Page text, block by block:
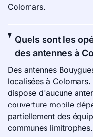
Colomars.
Quels sont les
des antennes à
Des antennes
localisées à
dispose d'aucune
couverture mobile
partiellement des
communes limitrophes.